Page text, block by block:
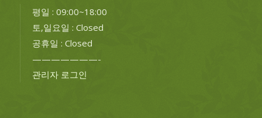
평일 : 09:00~18:00
토,일요일 : Closed
공휴일 : Closed
———————-
관리자 로그인